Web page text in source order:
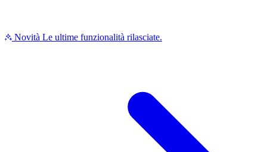
Novità Le ultime funzionalità rilasciate.